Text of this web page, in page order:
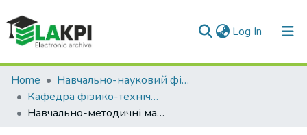
Log In (current)
Communities & Collections
All of DSpace
Home
Навчально-науковий фізико-технічний інститут (НН ФТІ)
Кафедра фізико-технічних засобів захисту інформації (ФТЗЗІ)
Навчально-методичні матеріали (ФТЗЗІ)